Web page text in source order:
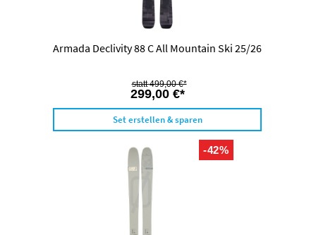
Armada Declivity 88 C All Mountain Ski 25/26
299,00 €*
499,00 €*
Set erstellen & sparen
-42%